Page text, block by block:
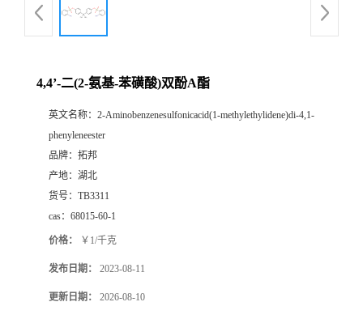
4,4’-二(2-氨基-苯磺酸)双酚A酯
英文名称： 2-Aminobenzenesulfonicacid(1-methylethylidene)di-4,1-
phenyleneester
品牌： 拓邦
产地： 湖北
货号： TB3311
cas： 68015-60-1
价格： ￥1/千克
发布日期： 2023-08-11
更新日期： 2026-08-10